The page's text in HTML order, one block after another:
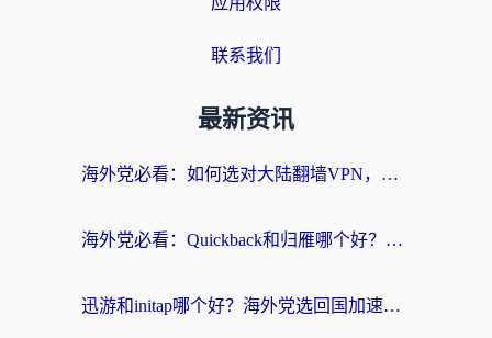
联系我们
最新资讯
海外党必看：如何选对大陆翻墙VPN，实现国内资源无缝访问？
海外党必看：Quickback和归雁哪个好？附3组加速器对比+番茄加速器实测体验
迅游和initap哪个好？海外党选回国加速器必看的真实体验对比+避坑指南